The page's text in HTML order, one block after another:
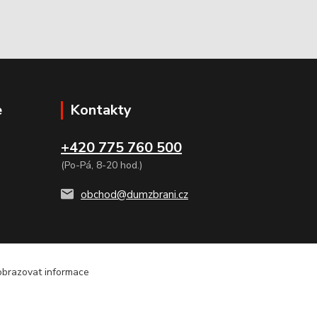
Kontakty
+420 775 760 500
(Po-Pá, 8-20 hod.)
obchod@dumzbrani.cz
informace